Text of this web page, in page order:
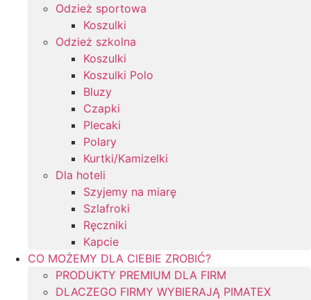
Odzież sportowa
Koszulki
Odzież szkolna
Koszulki
Koszulki Polo
Bluzy
Czapki
Plecaki
Polary
Kurtki/Kamizelki
Dla hoteli
Szyjemy na miarę
Szlafroki
Ręczniki
Kapcie
CO MOŻEMY DLA CIEBIE ZROBIĆ?
PRODUKTY PREMIUM DLA FIRM
DLACZEGO FIRMY WYBIERAJĄ PIMATEX